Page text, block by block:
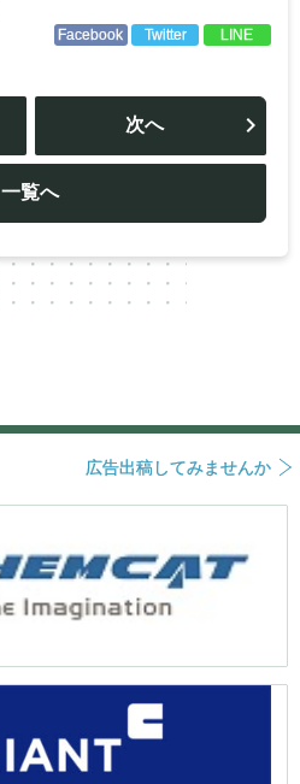
Facebook Twitter LINE
投
ビ
ー
シ
ョ
一覧へ
次へ
広告出稿してみませんか